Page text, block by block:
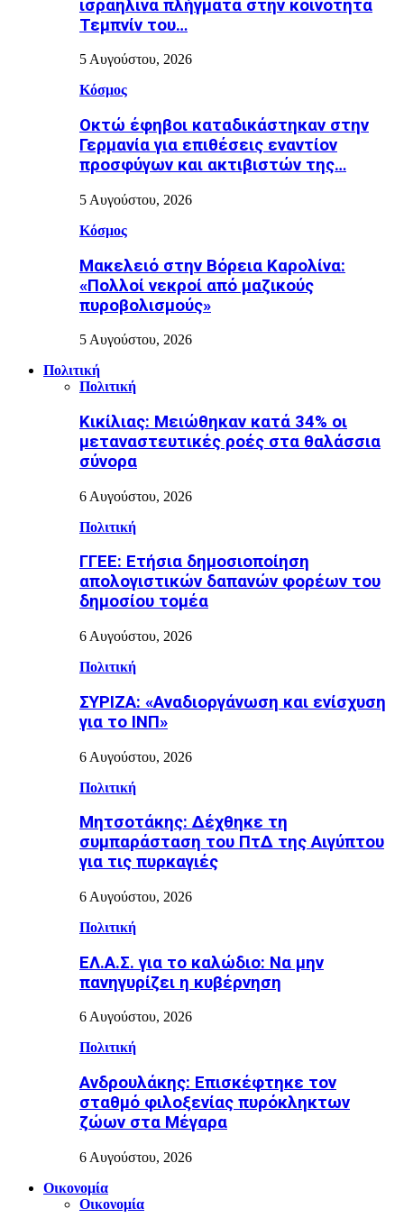
ισραηλινά πλήγματα στην κοινότητα
Τεμπνίν του…
5 Αυγούστου, 2026
Κόσμος
Οκτώ έφηβοι καταδικάστηκαν στην
Γερμανία για επιθέσεις εναντίον
προσφύγων και ακτιβιστών της…
5 Αυγούστου, 2026
Κόσμος
Μακελειό στην Βόρεια Καρολίνα:
«Πολλοί νεκροί από μαζικούς
πυροβολισμούς»
5 Αυγούστου, 2026
Πολιτική
Πολιτική
Κικίλιας: Μειώθηκαν κατά 34% οι
μεταναστευτικές ροές στα θαλάσσια
σύνορα
6 Αυγούστου, 2026
Πολιτική
ΓΓΕΕ: Eτήσια δημοσιοποίηση
απολογιστικών δαπανών φορέων του
δημοσίου τομέα
6 Αυγούστου, 2026
Πολιτική
ΣΥΡΙΖΑ: «Αναδιοργάνωση και ενίσχυση
για το ΙΝΠ»
6 Αυγούστου, 2026
Πολιτική
Μητσοτάκης: Δέχθηκε τη
συμπαράσταση του ΠτΔ της Αιγύπτου
για τις πυρκαγιές
6 Αυγούστου, 2026
Πολιτική
ΕΛ.Α.Σ. για το καλώδιο: Να μην
πανηγυρίζει η κυβέρνηση
6 Αυγούστου, 2026
Πολιτική
Ανδρουλάκης: Επισκέφτηκε τον
σταθμό φιλοξενίας πυρόκληκτων
ζώων στα Μέγαρα
6 Αυγούστου, 2026
Οικονομία
Οικονομία